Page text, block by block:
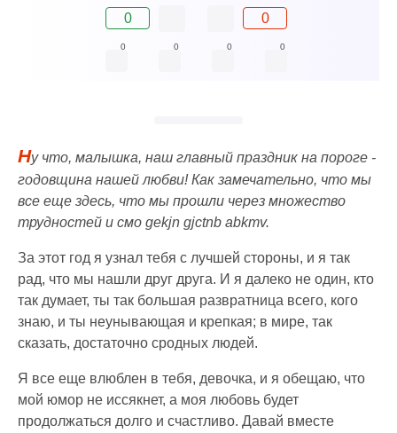
0 0
0 0 0 0
Ну что, малышка, наш главный праздник на пороге -
годовщина нашей любви! Как замечательно, что мы
все еще здесь, что мы прошли через множество
трудностей и смо gekjn gjctnb abkmv.
За этот год я узнал тебя с лучшей стороны, и я так
рад, что мы нашли друг друга. И я далеко не один, кто
так думает, ты так большая развратница всего, кого
знаю, и ты неунывающая и крепкая; в мире, так
сказать, достаточно сродных людей.
Я все еще влюблен в тебя, девочка, и я обещаю, что
мой юмор не иссякнет, а моя любовь будет
продолжаться долго и счастливо. Давай вместе